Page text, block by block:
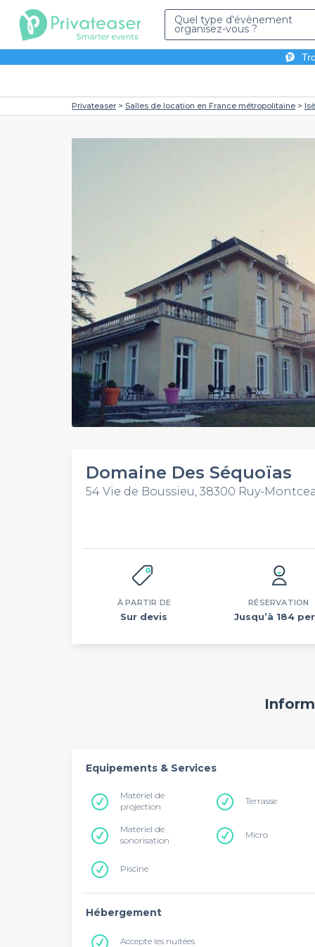
Quel type d'évènement
organisez-vous ?
Privateaser Salles de location en France métropolitaine
Domaine Des Séquoïas
54 Vie de Boussieu, 38300 Ruy-
À PARTIR DE
Sur devis
RÉSERVATION
Jusqu’à 184
Equipements & Services
Matériel de
projection
Terrasse
Matériel de
sonorisation
Micro
Piscine
Hébergement
Accepte les nuitées